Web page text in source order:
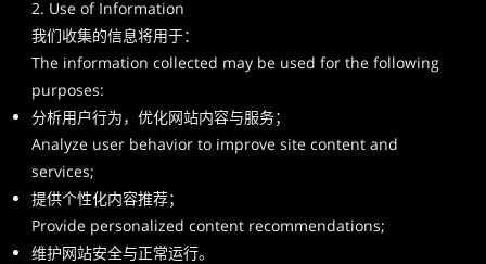
2. Use of Information
我们收集的信息将用于：
The information collected may be used for the following
purposes:
分析用户行为，优化网站内容与服务；
Analyze user behavior to improve site content and
services;
提供个性化内容推荐；
Provide personalized content recommendations;
维护网站安全与正常运行。